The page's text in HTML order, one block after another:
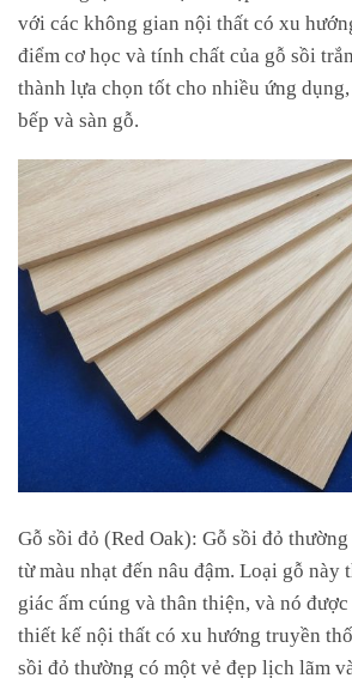
với các không gian nội thất có xu
điểm cơ học và tính chất của gỗ sồi
thành lựa chọn tốt cho nhiều ứng
bếp và sàn gỗ.
Gỗ sồi đỏ (Red Oak): Gỗ sồi đỏ thường
từ màu nhạt đến nâu đậm. Loại gỗ này
giác ấm cúng và thân thiện, và nó
thiết kế nội thất có xu hướng truyền
sồi đỏ thường có một vẻ đẹp lịch lãm